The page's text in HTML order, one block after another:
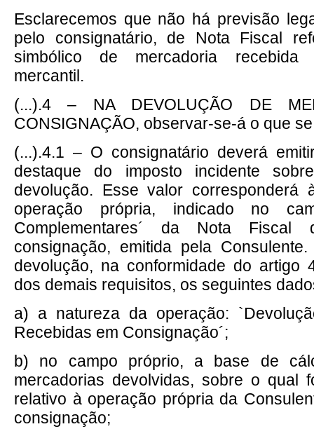
Esclarecemos que não há previsão
pelo consignatário, de Nota Fiscal
simbólico de mercadoria recebida
mercantil.
(...).4 – NA DEVOLUÇÃO DE
CONSIGNAÇÃO, observar-se-á o que
(...).4.1 – O consignatário deverá
destaque do imposto incidente
devolução. Esse valor corresponderá
operação própria, indicado no
Complementares´ da Nota Fiscal
consignação, emitida pela
devolução, na conformidade do artigo
dos demais requisitos, os seguintes
a) a natureza da operação:
Recebidas em Consignação´;
b) no campo próprio, a base de
mercadorias devolvidas, sobre o qual
relativo à operação própria da
consignação;